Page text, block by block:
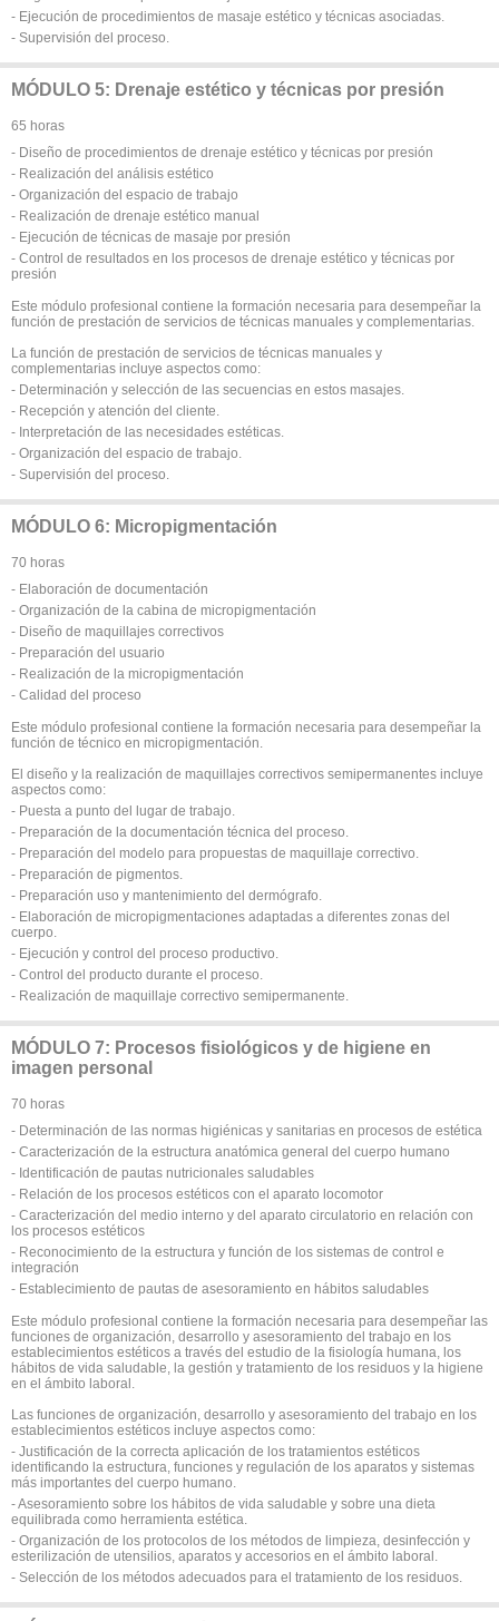
- Ejecución de procedimientos de masaje estético y técnicas asociadas.
- Supervisión del proceso.
MÓDULO 5: Drenaje estético y técnicas por presión
65 horas
- Diseño de procedimientos de drenaje estético y técnicas por presión
- Realización del análisis estético
- Organización del espacio de trabajo
- Realización de drenaje estético manual
- Ejecución de técnicas de masaje por presión
- Control de resultados en los procesos de drenaje estético y técnicas por
presión
Este módulo profesional contiene la formación necesaria para desempeñar la
función de prestación de servicios de técnicas manuales y complementarias.
La función de prestación de servicios de técnicas manuales y
complementarias incluye aspectos como:
- Determinación y selección de las secuencias en estos masajes.
- Recepción y atención del cliente.
- Interpretación de las necesidades estéticas.
- Organización del espacio de trabajo.
- Supervisión del proceso.
MÓDULO 6: Micropigmentación
70 horas
- Elaboración de documentación
- Organización de la cabina de micropigmentación
- Diseño de maquillajes correctivos
- Preparación del usuario
- Realización de la micropigmentación
- Calidad del proceso
Este módulo profesional contiene la formación necesaria para desempeñar la
función de técnico en micropigmentación.
El diseño y la realización de maquillajes correctivos semipermanentes incluye
aspectos como:
- Puesta a punto del lugar de trabajo.
- Preparación de la documentación técnica del proceso.
- Preparación del modelo para propuestas de maquillaje correctivo.
- Preparación de pigmentos.
- Preparación uso y mantenimiento del dermógrafo.
- Elaboración de micropigmentaciones adaptadas a diferentes zonas del
cuerpo.
- Ejecución y control del proceso productivo.
- Control del producto durante el proceso.
- Realización de maquillaje correctivo semipermanente.
MÓDULO 7: Procesos fisiológicos y de higiene en
imagen personal
70 horas
- Determinación de las normas higiénicas y sanitarias en procesos de estética
- Caracterización de la estructura anatómica general del cuerpo humano
- Identificación de pautas nutricionales saludables
- Relación de los procesos estéticos con el aparato locomotor
- Caracterización del medio interno y del aparato circulatorio en relación con
los procesos estéticos
- Reconocimiento de la estructura y función de los sistemas de control e
integración
- Establecimiento de pautas de asesoramiento en hábitos saludables
Este módulo profesional contiene la formación necesaria para desempeñar las
funciones de organización, desarrollo y asesoramiento del trabajo en los
establecimientos estéticos a través del estudio de la fisiología humana, los
hábitos de vida saludable, la gestión y tratamiento de los residuos y la higiene
en el ámbito laboral.
Las funciones de organización, desarrollo y asesoramiento del trabajo en los
establecimientos estéticos incluye aspectos como:
- Justificación de la correcta aplicación de los tratamientos estéticos
identificando la estructura, funciones y regulación de los aparatos y sistemas
más importantes del cuerpo humano.
- Asesoramiento sobre los hábitos de vida saludable y sobre una dieta
equilibrada como herramienta estética.
- Organización de los protocolos de los métodos de limpieza, desinfección y
esterilización de utensilios, aparatos y accesorios en el ámbito laboral.
- Selección de los métodos adecuados para el tratamiento de los residuos.